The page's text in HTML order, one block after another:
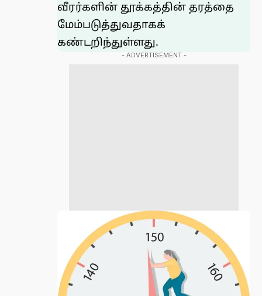
வீரர்களின் தூக்கத்தின் தரத்தை
மேம்படுத்துவதாகக்
கண்டறிந்துள்ளது.
- ADVERTISEMENT -